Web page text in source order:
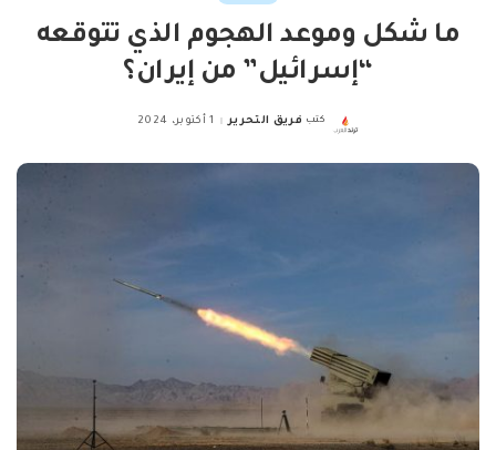
ما شكل وموعد الهجوم الذي تتوقعه
“إسرائيل” من إيران؟
Posted
كتب فريق التحرير 1 أكتوبر، 2024